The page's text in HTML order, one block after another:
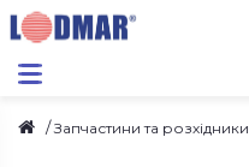
Запчастини та розхідники